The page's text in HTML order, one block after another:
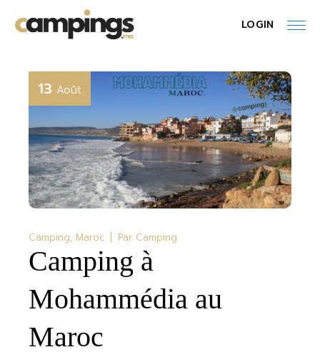
the
content
LOGIN
13 Août
Camping Maroc Par Camping
Camping à
Mohammédia au
Maroc